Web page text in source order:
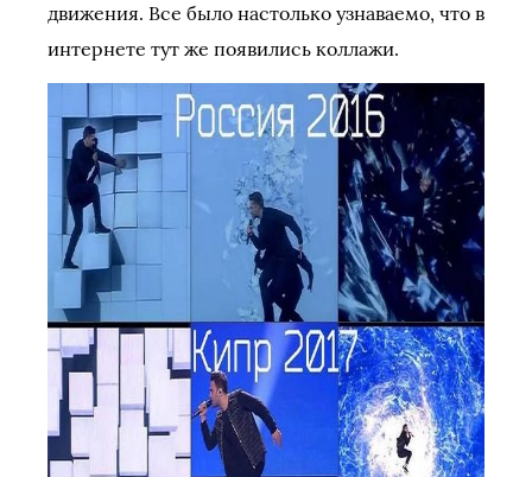
движения. Все было настолько узнаваемо, что в
интернете тут же появились коллажи.